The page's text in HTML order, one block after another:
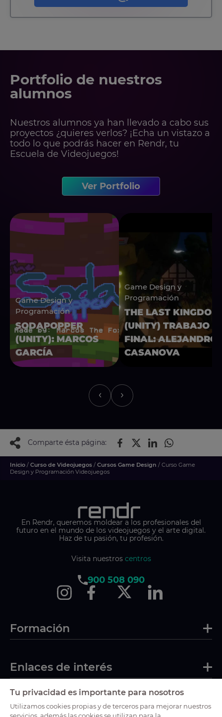
Portfolio de nuestros
alumnos
Nuestros alumnos ya han llevado a cabo sus
proyectos ¿quieres verlos? ¡Echa un vistazo a
todo lo que podrás hacer en Rendr, tu
Escuela de Videojuegos!
Ver Portfolio
Game Design y
Programación
SODAPOPPER
(UNITY): MARCOS
GARCÍA
Game Design y
Programación
THE LAST KINGDOM
(UNITY) TRABAJO
FINAL: ALEJANDRO
CASANOVA
Comparte ésta página:
Inicio / Curso de Videojuegos / Cursos Game Design / Curso Game
Design y Programación Videojuegos
En Rendr, queremos moldear a los profesionales del
futuro en el mundo de los videojuegos y el arte digital.
Haz de tu pasión, tu profesión.
Visita nuestros centros
900 508 090
Formación
Enlaces de interés
Certificaciones
Tu privacidad es importante para nosotros
Utilizamos cookies propias y de terceros para mejorar nuestros